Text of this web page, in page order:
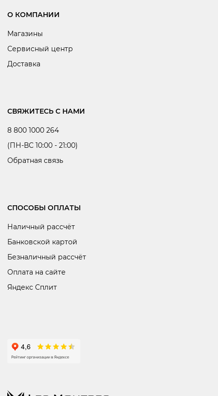
О КОМПАНИИ
Магазины
Сервисный центр
Доставка
СВЯЖИТЕСЬ С НАМИ
8 800 1000 264
(ПН-ВС 10:00 - 21:00)
Обратная связь
СПОСОБЫ ОПЛАТЫ
Наличный рассчёт
Банковской картой
Безналичный рассчёт
Оплата на сайте
Яндекс Сплит